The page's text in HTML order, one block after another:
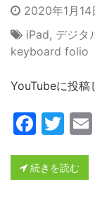
2020年1月14
iPad, デジタ
keyboard folio
YouTubeに投稿
続きを読む